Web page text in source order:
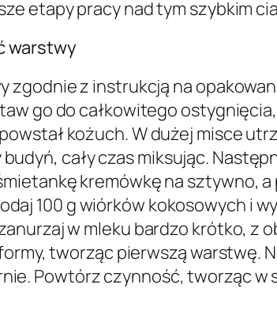
etapy pracy nad tym szybkim
warstwy
z instrukcją na
go do całkowitego
kożuch. W dużej misce
cały czas miksując.
kremówkę na sztywno,
100 g wiórków kokosowych i
w mleku bardzo krótko, z
tworząc pierwszą warstwę.
Powtórz czynność, tworząc w